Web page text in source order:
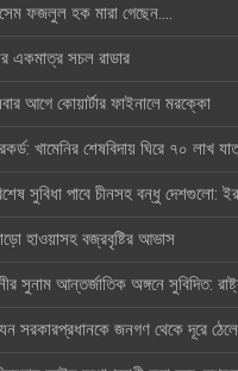
ফজলুল হক মারা গেছেন….
একমাত্র সচল রাডার
আগে কোয়ার্টার ফাইনালে মরক্কো
খামেনির শেষবিদায় ঘিরে ৭০ লাখ
সুবিধা পাবে চীনসহ বন্ধু দেশগুলো:
হাওয়াসহ বজ্রবৃষ্টির আভাস
সুনাম আন্তর্জাতিক অঙ্গনে সুবিদিত:
সরকারপ্রধানকে জনগণ থেকে দূরে ঠেলে